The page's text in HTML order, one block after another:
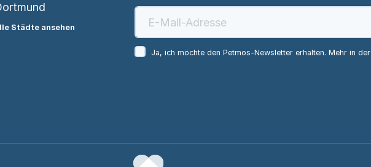
Städte ansehen
Ja, ich möchte den Petmos-Newsletter erhalten. Mehr in der